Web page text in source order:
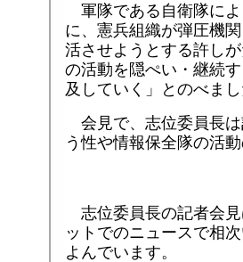
軍隊である自衛隊に
に、憲兵組織が弾圧機
活させようとする許し
の活動を隠ぺい・継続
及していく」とのべま
会見で、志位委員長
う性や情報保全隊の活
志位委員長の記者会
ットでのニュースで相
よんでいます。